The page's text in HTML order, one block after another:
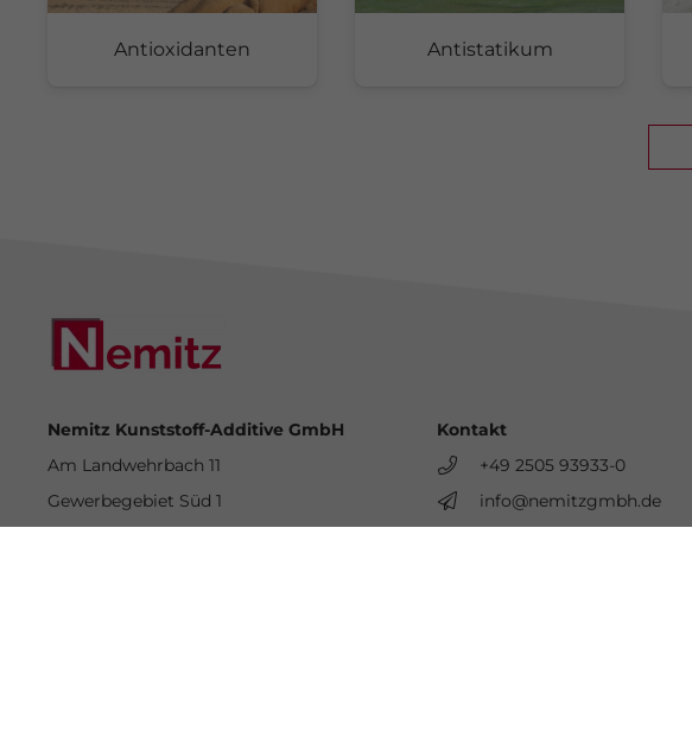
Antioxidanten Antistatikum
Nemitz Kunststoff-Additive GmbH
Am Landwehrbach 11
Gewerbegebiet Süd 1
Kontakt
+49 2505 93933-0
info@nemitzgmbh.de